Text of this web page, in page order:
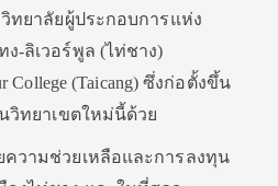
ทยาลัยผู้ประกอบการแห่ง
-ลิเวอร์พูล (ไท่ชาง)
College (Taicang) ซึ่งก่อตั้งขึ้น
วิทยาเขตใหม่นี้ด้วย
ความช่วยเหลือและการลงทุน